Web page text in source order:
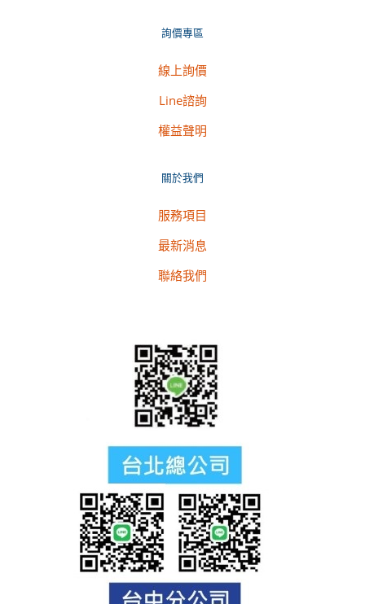
詢價專區
線上詢價
Line諮詢
權益聲明
關於我們
服務項目
最新消息
聯絡我們